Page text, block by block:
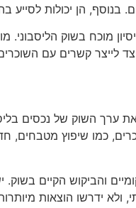
הן יכולות לסייע
מוכח בשוק
לייצר קשרים עם
ערך השוק של נכסים
כמו שיפוץ מטבחים,
והביקוש הקיים
ולא ידרשו הוצאות